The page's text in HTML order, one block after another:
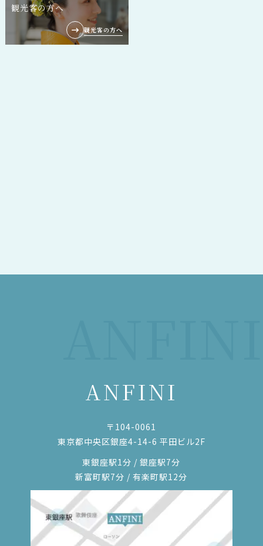
観光客の方へ
観光客の方へ
ANFINI
〒104-0061
東京都中央区銀座4-14-6 平田ビル2F
東銀座駅1分 / 銀座駅7分
新富町駅7分 / 有楽町駅12分